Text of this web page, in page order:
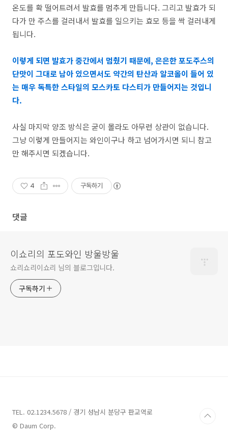
온도를 확 떨어트려서 발효를 멈추게 만듭니다. 그리고 발효가 되
다가 만 주스를 걸러내서 발효를 일으키는 효모 등을 싹 걸러내게
됩니다.
이렇게 되면 발효가 중간에서 멈췄기 때문에, 은은한 포도주스의
단맛이 그대로 남아 있으면서도 약간의 탄산과 알코올이 들어 있
는 매우 독특한 스타일의 모스카토 다스티가 만들어지는 것입니
다.
사실 마지막 양조 방식은 굳이 몰라도 아무런 상관이 없습니다.
그냥 이렇게 만들어지는 와인이구나 하고 넘어가시면 되니 참고
만 해주시면 되겠습니다.
4 구독하기
댓글
이쇼리의 포도와인 방울방울
쇼리쇼리이쇼리 님의 블로그입니다.
구독하기
TEL. 02.1234.5678 / 경기 성남시 분당구 판교역로
© Daum Corp.